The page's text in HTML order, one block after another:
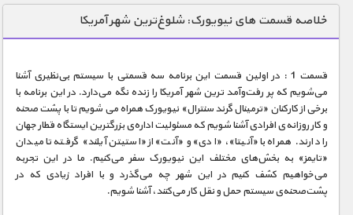
دنیای خوراکی ها
زمین شناسی / محیط زیست
سرگرمی
شناخت کودکان
طبیعت
علم و فناوری
خلاصه قسمت های نیویورک: شلوغ‌ترین شهر آمریکا
قسمت 1 : در اولین قسمت این برنامه سه قسمتی با سیستم بی‌نظیری آشنا
می‌شویم که پر رفت‌و‌آمد ترین شهر آمریکا را زنده نگه می‌دارد. در این برنامه با
برخی از کارکنان «ترمینال گرند سنترال» نیویورک همراه می شویم تا با پشت صحنه
و کار روزانه‌ی افرادی آشنا شویم که مسئولیت اداره‌ی بزرگترین ایستگاه قطار جهان
را دارند. همراه با «آنیتا»، «ادی» و «آنت» از «استیتن آیلند» گرفته تا میدان
«تایمز» به بخش‌های مختلف این نیویورک سفر می‌کنیم. ما در این تجربه
می‌خواهیم کشف کنیم در این شهر چه می‌گذرد و با افراد زیادی که در
پشت‌صحنه‌ی سیستم حمل و نقل کار می‌کنند، آشنا شویم.